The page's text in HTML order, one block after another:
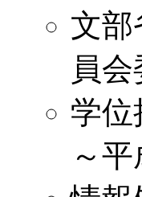
文
員
学位
～平